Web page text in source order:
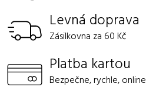
Levná doprava
Zásilkovna za 60 Kč
Platba kartou
Bezpečne, rychle, online